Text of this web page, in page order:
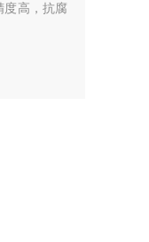
度高，抗腐